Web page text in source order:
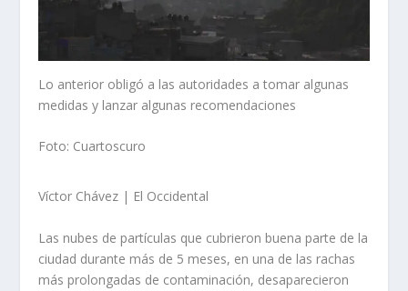
Lo anterior obligó a las autoridades a tomar algunas
medidas y lanzar algunas recomendaciones
Foto: Cuartoscuro
Víctor Chávez | El Occidental
Las nubes de partículas que cubrieron buena parte de la
ciudad durante más de 5 meses, en una de las rachas
más prolongadas de contaminación, desaparecieron